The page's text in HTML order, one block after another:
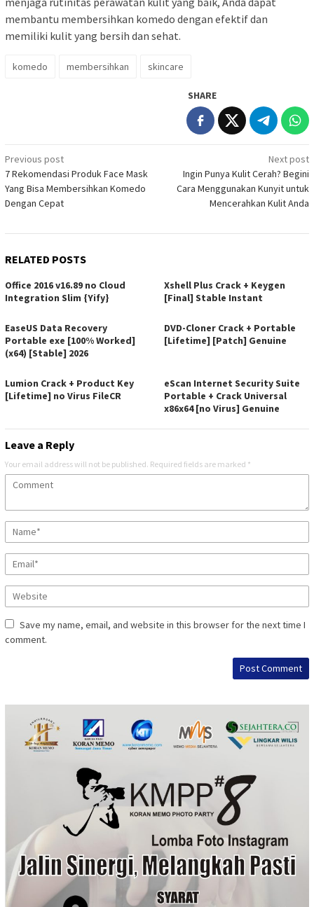
membantu membersihkan komedo dengan efektif dan
memiliki kulit yang bersih dan sehat.
komedo membersihkan skincare
SHARE
Post
navigation
Previous post
7 Rekomendasi Produk Face Mask
Yang Bisa Membersihkan Komedo
Dengan Cepat
Next post
Ingin Punya Kulit Cerah? Begini
Cara Menggunakan Kunyit untuk
Mencerahkan Kulit Anda
RELATED POSTS
Office 2016 v16.89 no Cloud
Integration Slim {Yify}
Xshell Plus Crack + Keygen
[Final] Stable Instant
EaseUS Data Recovery
Portable exe [100% Worked]
(x64) [Stable] 2026
DVD-Cloner Crack + Portable
[Lifetime] [Patch] Genuine
Lumion Crack + Product Key
[Lifetime] no Virus FileCR
eScan Internet Security Suite
Portable + Crack Universal
x86x64 [no Virus] Genuine
Leave a Reply
Your email address will not be published. Required fields are marked *
Save my name, email, and website in this browser for the next time I
comment.